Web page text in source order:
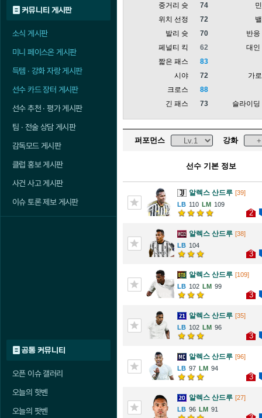
커뮤니티 게시판
소식 게시판
미니 페이스온 게시판
득템 · 강화 자랑 게시판
선수 카드 장터 게시판
선수 추천 · 평가 게시판
팀 · 전술 상담 게시판
감독모드 게시판
클럽 홍보 게시판
사건 사고 게시판
이슈 토론 제보 게시판
공통 커뮤니티
오픈 이슈 갤러리
오늘의 핫벤
오늘의 팟벤
중거리 슛
74
위치 선정
72
발리 슛
70
페널티 킥
62
짧은 패스
83
시야
72
크로스
88
긴 패스
73
반응
대인
가
슬라이딩
퍼포먼스 강화
선수 기본 정보
알렉스 산드루 [39]
110
109
2
알렉스 산드루 [38]
104
3
알렉스 산드루 [109]
102
99
3
알렉스 산드루 [35]
102
96
3
알렉스 산드루 [96]
97
94
3
알렉스 산드루 [27]
96
91